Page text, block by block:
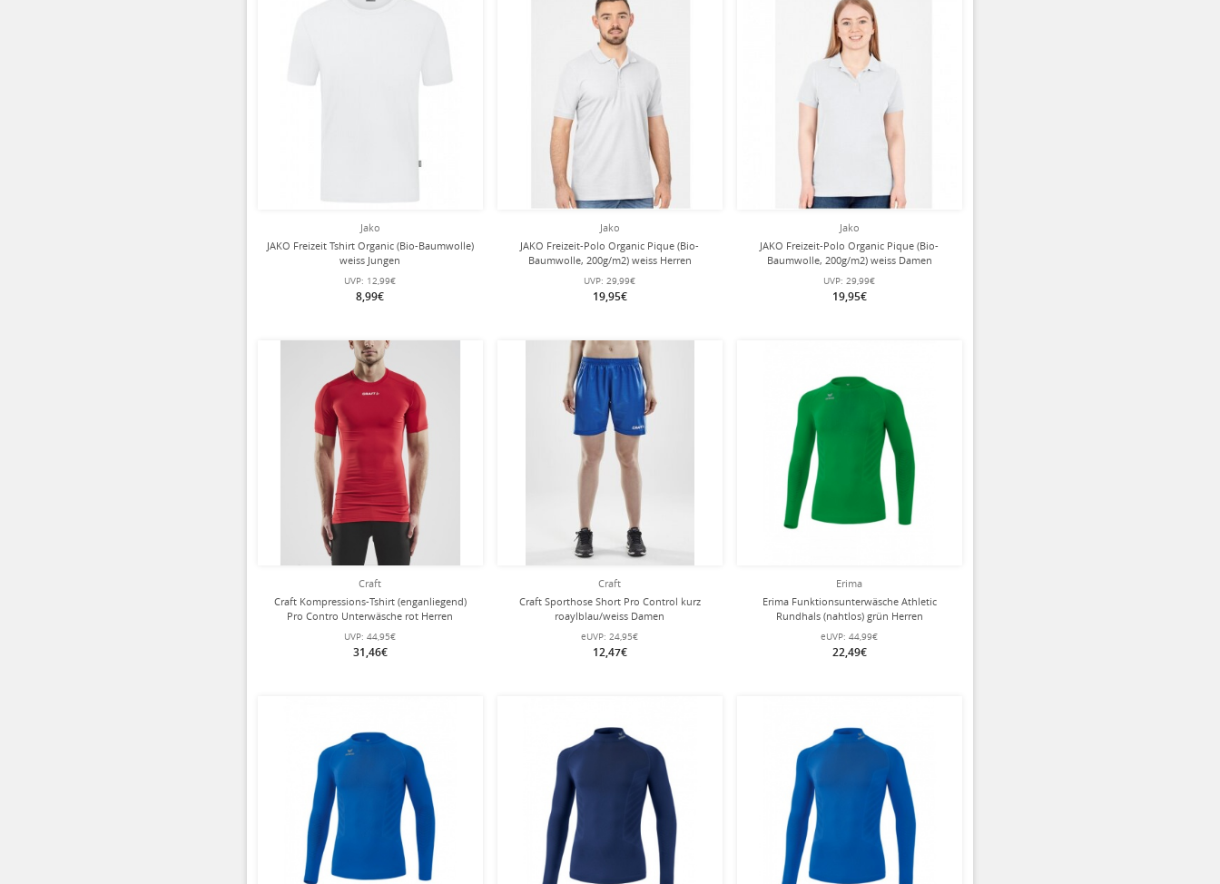
Jako
JAKO Freizeit Tshirt Organic (Bio-Baumwolle)
weiss Jungen
UVP: 12,99€
8,99€
Jako
JAKO Freizeit-Polo Organic Pique (Bio-
Baumwolle, 200g/m2) weiss Herren
UVP: 29,99€
19,95€
Jako
JAKO Freizeit-Polo Organic Pique (Bio-
Baumwolle, 200g/m2) weiss Damen
UVP: 29,99€
19,95€
Craft
Craft Kompressions-Tshirt (enganliegend)
Pro Contro Unterwäsche rot Herren
UVP: 44,95€
31,46€
Craft
Craft Sporthose Short Pro Control kurz
roaylblau/weiss Damen
eUVP: 24,95€
12,47€
Erima
Erima Funktionsunterwäsche Athletic
Rundhals (nahtlos) grün Herren
eUVP: 44,99€
22,49€